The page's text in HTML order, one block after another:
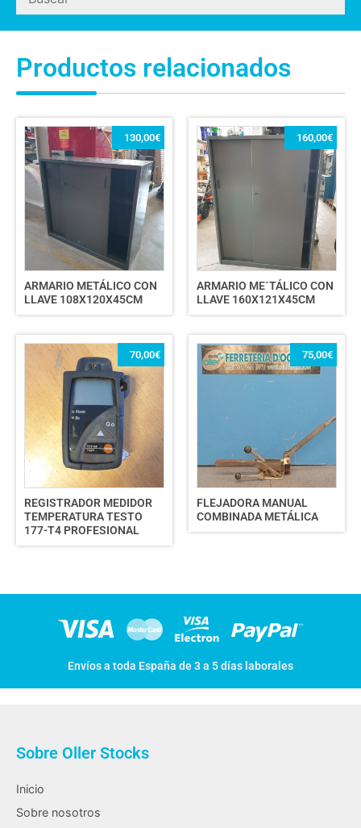
Productos relacionados
ARMARIO METÁLICO CON
LLAVE 108X120X45CM
130,00€
ARMARIO ME´TÁLICO CON
LLAVE 160X121X45CM
160,00€
REGISTRADOR MEDIDOR
TEMPERATURA TESTO
177-T4 PROFESIONAL
70,00€
FLEJADORA MANUAL
COMBINADA METÁLICA
75,00€
Envíos a toda España de 3 a 5 días laborales
Sobre Oller Stocks
Inicio
Sobre nosotros